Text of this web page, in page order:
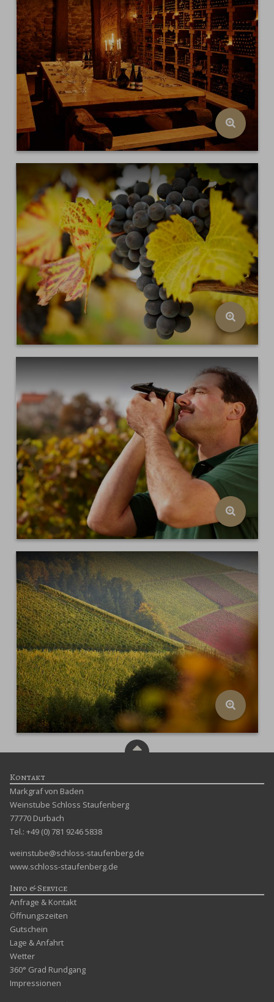
Kontakt
Markgraf von Baden
Weinstube Schloss Staufenberg
77770 Durbach
Tel.: +49 (0) 781 9246 5838
weinstube@schloss-staufenberg.de
www.schloss-staufenberg.de
Info & Service
Anfrage & Kontakt
Öffnungszeiten
Gutschein
Lage & Anfahrt
Wetter
360° Grad Rundgang
Impressionen